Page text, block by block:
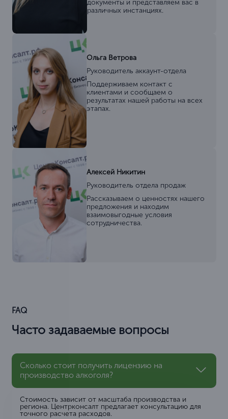
документы и представляем вас в
различных инстанциях.
Ольга Ветрова
Руководитель аккаунт-отдела
Поддерживаем контакт с
клиентами и сообщаем о
результатах нашей работы на всех
этапах.
Алексей Никитин
Руководитель отдела продаж
Рассказываем о ценностях нашего
предложения и находим
взаимовыгодные условия
сотрудничества.
FAQ
Часто задаваемые вопросы
Сколько стоит получить лицензию на
производство алкоголя?
Стоимость зависит от масштаба производства и
региона. Центрконсалт предлагает консультацию для
точного расчета расходов.